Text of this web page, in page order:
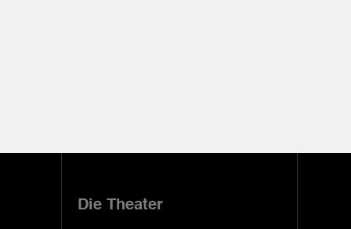
Die Theater